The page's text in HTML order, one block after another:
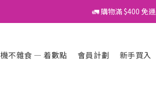
🚛 購物滿 $400 免
🚛 購物滿 $400 免
💬 開心 share 產品既評價 即
機不雜食 — 着數點 會員計劃 新手買入